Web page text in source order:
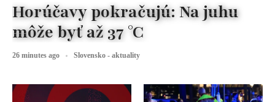
Horúčavy pokračujú: Na juhu
môže byť až 37 °C
26 minutes ago Slovensko - aktuality